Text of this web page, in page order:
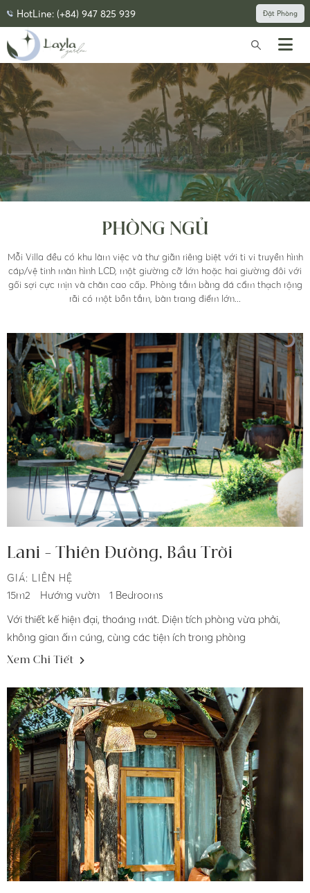
HotLine: (+84) 947 825 939 Đặt Phòng
PHÒNG NGỦ
Mỗi Villa đều có khu làm việc và thư giãn riêng biệt với ti vi truyền hình
cáp/vệ tinh màn hình LCD, một giường cỡ lớn hoặc hai giường đôi với
gối sợi cực mịn và chăn cao cấp. Phòng tắm bằng đá cẩm thạch rộng
rãi có một bồn tắm, bàn trang điểm lớn...
Lani - Thiên Đường, Bầu Trời
GIÁ: LIÊN HỆ
15m2 Hướng vườn
1 Bedrooms
Với thiết kế hiện đại, thoáng mát. Diện tích phòng vừa phải,
không gian ấm cúng, cùng các tiện ích trong phòng
Xem Chi Tiết